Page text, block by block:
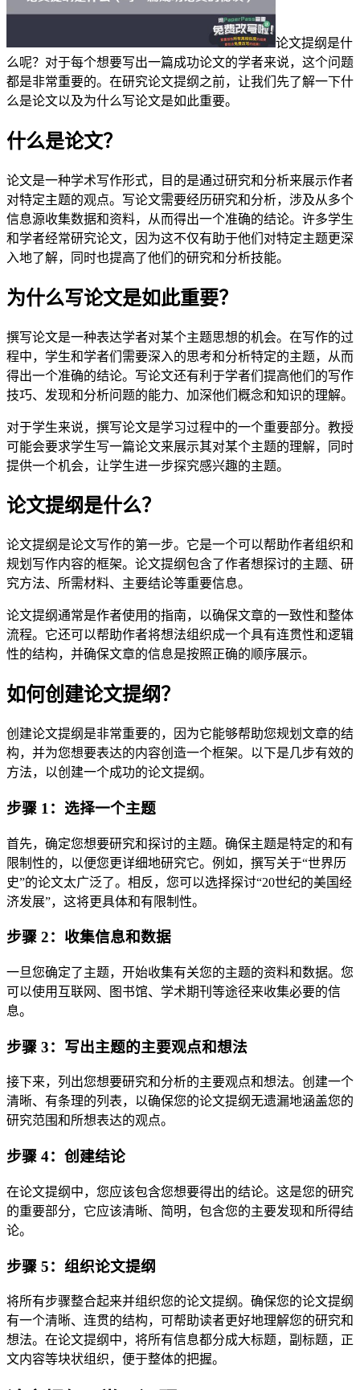
论文提纲是什
么呢？对于每个想要写出一篇成功论文的学者来说，这个问题
都是非常重要的。在研究论文提纲之前，让我们先了解一下什
么是论文以及为什么写论文是如此重要。
什么是论文？
论文是一种学术写作形式，目的是通过研究和分析来展示作者
对特定主题的观点。写论文需要经历研究和分析，涉及从多个
信息源收集数据和资料，从而得出一个准确的结论。许多学生
和学者经常研究论文，因为这不仅有助于他们对特定主题更深
入地了解，同时也提高了他们的研究和分析技能。
为什么写论文是如此重要？
撰写论文是一种表达学者对某个主题思想的机会。在写作的过
程中，学生和学者们需要深入的思考和分析特定的主题，从而
得出一个准确的结论。写论文还有利于学者们提高他们的写作
技巧、发现和分析问题的能力、加深他们概念和知识的理解。
对于学生来说，撰写论文是学习过程中的一个重要部分。教授
可能会要求学生写一篇论文来展示其对某个主题的理解，同时
提供一个机会，让学生进一步探究感兴趣的主题。
论文提纲是什么？
论文提纲是论文写作的第一步。它是一个可以帮助作者组织和
规划写作内容的框架。论文提纲包含了作者想探讨的主题、研
究方法、所需材料、主要结论等重要信息。
论文提纲通常是作者使用的指南，以确保文章的一致性和整体
流程。它还可以帮助作者将想法组织成一个具有连贯性和逻辑
性的结构，并确保文章的信息是按照正确的顺序展示。
如何创建论文提纲？
创建论文提纲是非常重要的，因为它能够帮助您规划文章的结
构，并为您想要表达的内容创造一个框架。以下是几步有效的
方法，以创建一个成功的论文提纲。
步骤 1：选择一个主题
首先，确定您想要研究和探讨的主题。确保主题是特定的和有
限制性的，以便您更详细地研究它。例如，撰写关于“世界历
史”的论文太广泛了。相反，您可以选择探讨“20世纪的美国经
济发展”，这将更具体和有限制性。
步骤 2：收集信息和数据
一旦您确定了主题，开始收集有关您的主题的资料和数据。您
可以使用互联网、图书馆、学术期刊等途径来收集必要的信
息。
步骤 3：写出主题的主要观点和想法
接下来，列出您想要研究和分析的主要观点和想法。创建一个
清晰、有条理的列表，以确保您的论文提纲无遗漏地涵盖您的
研究范围和所想表达的观点。
步骤 4：创建结论
在论文提纲中，您应该包含您想要得出的结论。这是您的研究
的重要部分，它应该清晰、简明，包含您的主要发现和所得结
论。
步骤 5：组织论文提纲
将所有步骤整合起来并组织您的论文提纲。确保您的论文提纲
有一个清晰、连贯的结构，可帮助读者更好地理解您的研究和
想法。在论文提纲中，将所有信息都分成大标题，副标题，正
文内容等块状组织，便于整体的把握。